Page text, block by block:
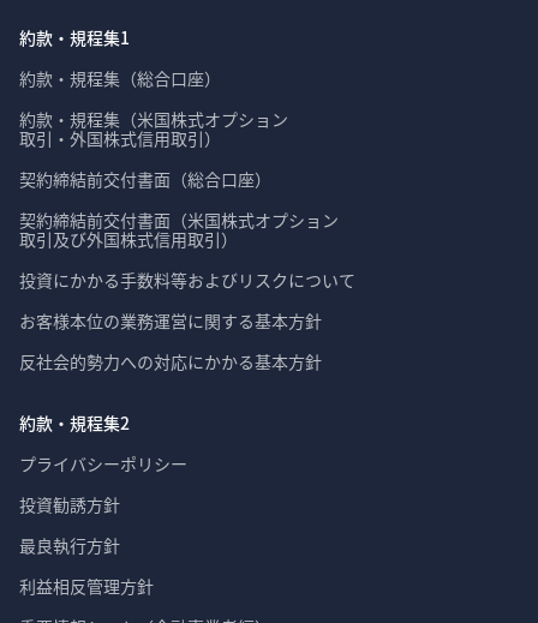
約款・規程集1
約款・規程集（総合口座）
約款・規程集（米国株式オプション
取引・外国株式信用取引）
契約締結前交付書面（総合口座）
契約締結前交付書面（米国株式オプション
取引及び外国株式信用取引）
投資にかかる手数料等およびリスクについて
お客様本位の業務運営に関する基本方針
反社会的勢力への対応にかかる基本方針
約款・規程集2
プライバシーポリシー
投資勧誘方針
最良執行方針
利益相反管理方針